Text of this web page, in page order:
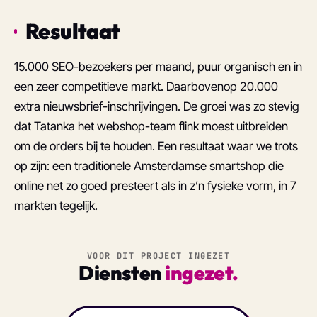
Resultaat
15.000 SEO-bezoekers per maand, puur organisch en in
een zeer competitieve markt. Daarbovenop 20.000
extra nieuwsbrief-inschrijvingen. De groei was zo stevig
dat Tatanka het webshop-team flink moest uitbreiden
om de orders bij te houden. Een resultaat waar we trots
op zijn: een traditionele Amsterdamse smartshop die
online net zo goed presteert als in z’n fysieke vorm, in 7
markten tegelijk.
VOOR DIT PROJECT INGEZET
Diensteningezet.